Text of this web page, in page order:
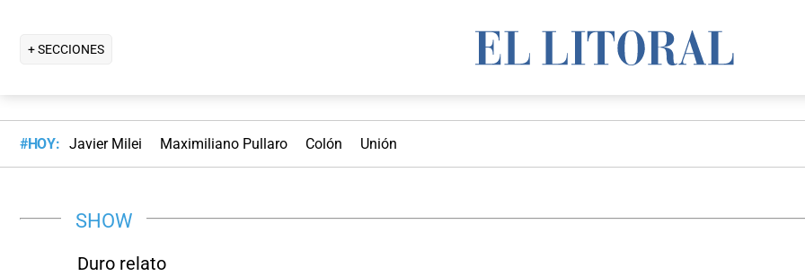
+ SECCIONES
#HOY: Javier Milei Maximiliano Pullaro Colón Unión
SHOW
Duro relato